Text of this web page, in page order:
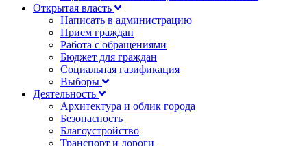
Открытая власть
Написать в администрацию
Прием граждан
Работа с обращениями
Бюджет для граждан
Социальная газификация
Выборы
Деятельность
Архитектура и облик города
Безопасность
Благоустройство
Транспорт и дороги